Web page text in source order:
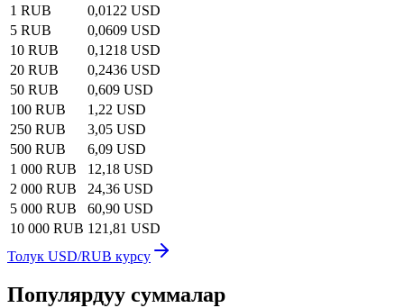
1 RUB
0,0122 USD
5 RUB
0,0609 USD
10 RUB
0,1218 USD
20 RUB
0,2436 USD
50 RUB
0,609 USD
100 RUB
1,22 USD
250 RUB
3,05 USD
500 RUB
6,09 USD
1 000 RUB
12,18 USD
2 000 RUB
24,36 USD
5 000 RUB
60,90 USD
10 000 RUB 121,81 USD
Толук USD/RUB курсу
Популярдуу суммалар